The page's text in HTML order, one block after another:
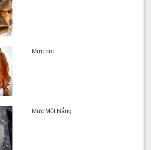
Mực rim
Mực Một Nắng